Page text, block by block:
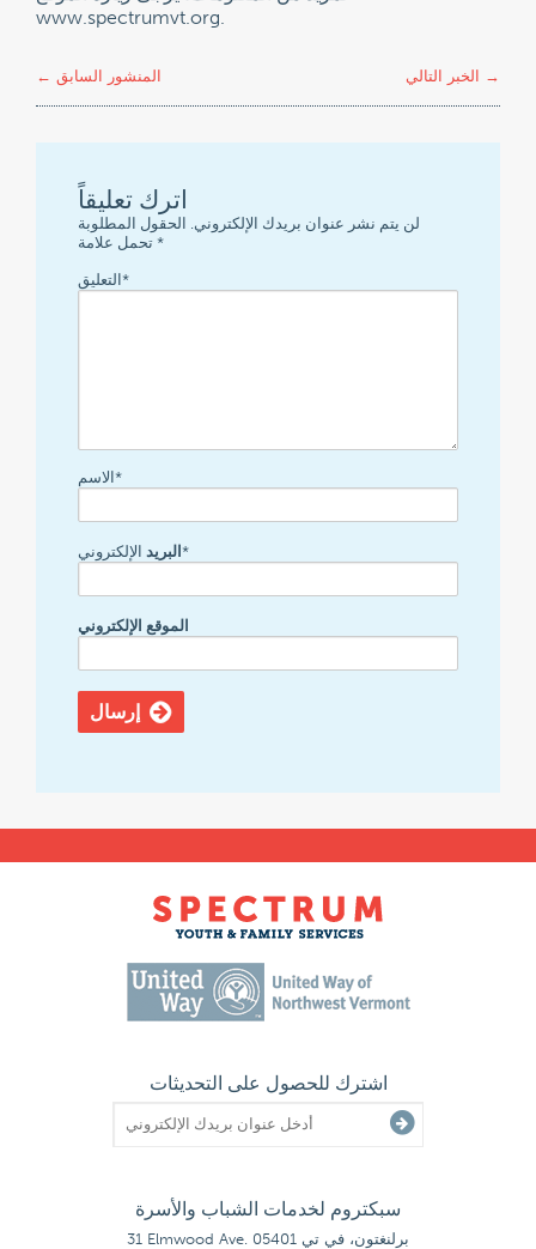
www.spectrumvt.org.
← المنشور السابق →
اترك تعليقاً
لن يتم نشر عنوان بريدك الإلكتروني. الحقول المطلوبة
*
التعليق*
الاسم*
البريد الإلكتروني*
الموقع الإلكتروني
اشترك للحصول على التحديثات
سبكتروم لخدمات الشباب والأسرة
31 Elmwood Ave. برلنغتون، في تي 05401